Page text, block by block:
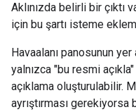
Aklınızda belirli bir çıktı
için bu şartı isteme
Havaalanı panosunun
yalnızca "bu resmi
açıklama oluşturulabilir.
ayrıştırması